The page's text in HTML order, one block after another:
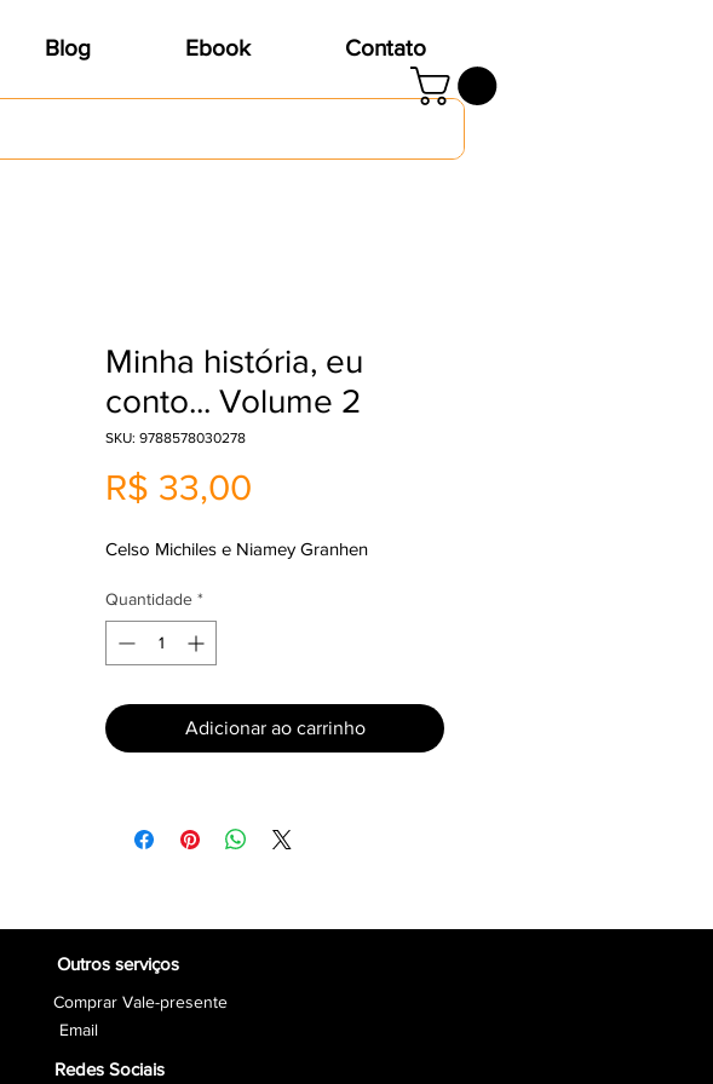
Blog Ebook Contato
Minha história, eu
conto... Volume 2
SKU: 9788578030278
R$ 33,00
Celso Michiles e Niamey Granhen
Quantidade *
Adicionar ao carrinho
Outros serviços
Comprar Vale-presente
Email
Redes Sociais